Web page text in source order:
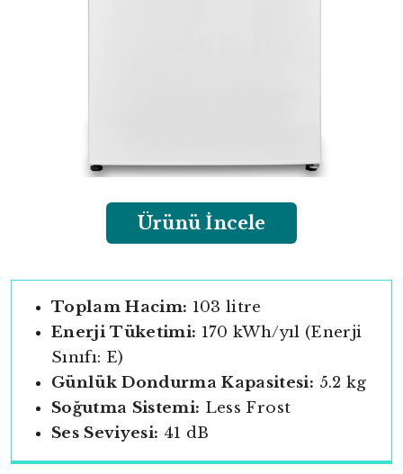
Ürünü İncele
Toplam Hacim: 103 litre
Enerji Tüketimi: 170 kWh/yıl (Enerji
Sınıfı: E)
Günlük Dondurma Kapasitesi: 5.2 kg
Soğutma Sistemi: Less Frost
Ses Seviyesi: 41 dB